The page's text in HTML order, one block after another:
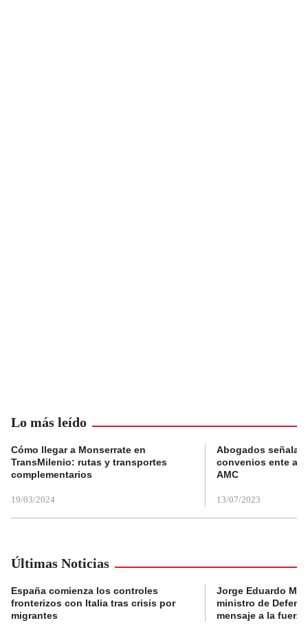
Lo más leído
Cómo llegar a Monserrate en
TransMilenio: rutas y transportes
complementarios
19/03/2024
Abogados
convenios ente
AMC
13/07/2023
Últimas Noticias
España comienza los controles
fronterizos con Italia tras crisis por
migrantes
Jorge Eduardo
ministro de
mensaje a la